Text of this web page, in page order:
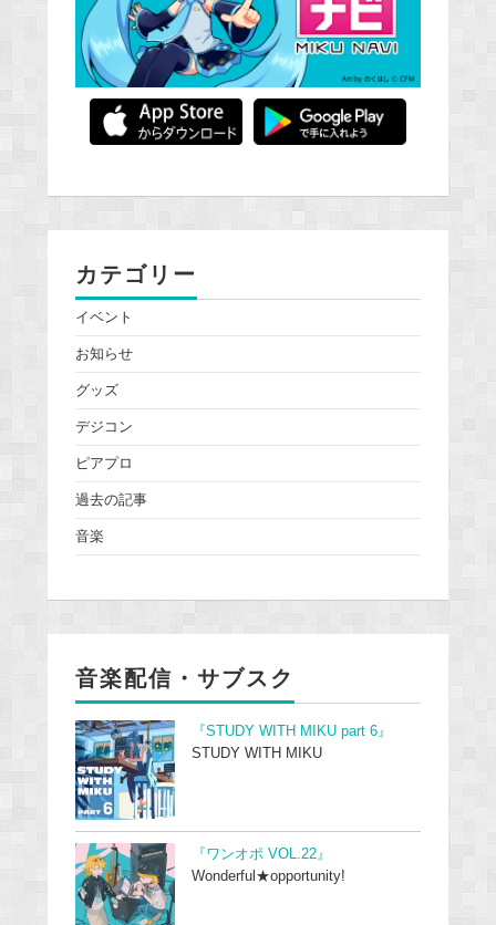
カテゴリー
イベント
お知らせ
グッズ
デジコン
ピアプロ
過去の記事
音楽
音楽配信・サブスク
『STUDY WITH MIKU part 6』
STUDY WITH MIKU
『ワンオポ VOL.22』
Wonderful★opportunity!